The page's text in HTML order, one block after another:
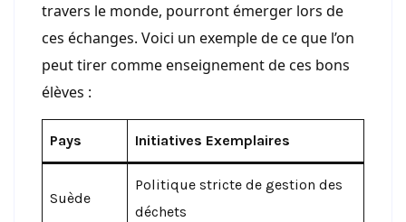
travers le monde, pourront émerger lors de
ces échanges. Voici un exemple de ce que l’on
peut tirer comme enseignement de ces bons
élèves :
Pays Initiatives Exemplaires
Suède
Politique stricte de gestion des
déchets